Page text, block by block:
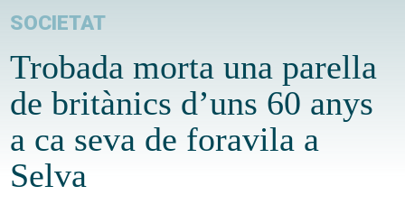
SOCIETAT
Trobada morta una parella
de britànics d’uns 60 anys
a ca seva de foravila a
Selva